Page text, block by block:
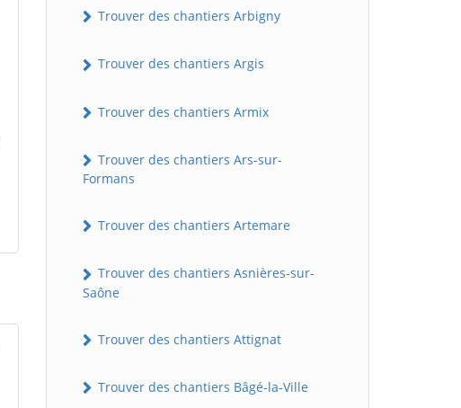
Trouver des chantiers Arbigny
Trouver des chantiers Argis
Trouver des chantiers Armix
Trouver des chantiers Ars-sur-
Formans
Trouver des chantiers Artemare
Trouver des chantiers Asnières-sur-
Saône
Trouver des chantiers Attignat
Trouver des chantiers Bâgé-la-Ville